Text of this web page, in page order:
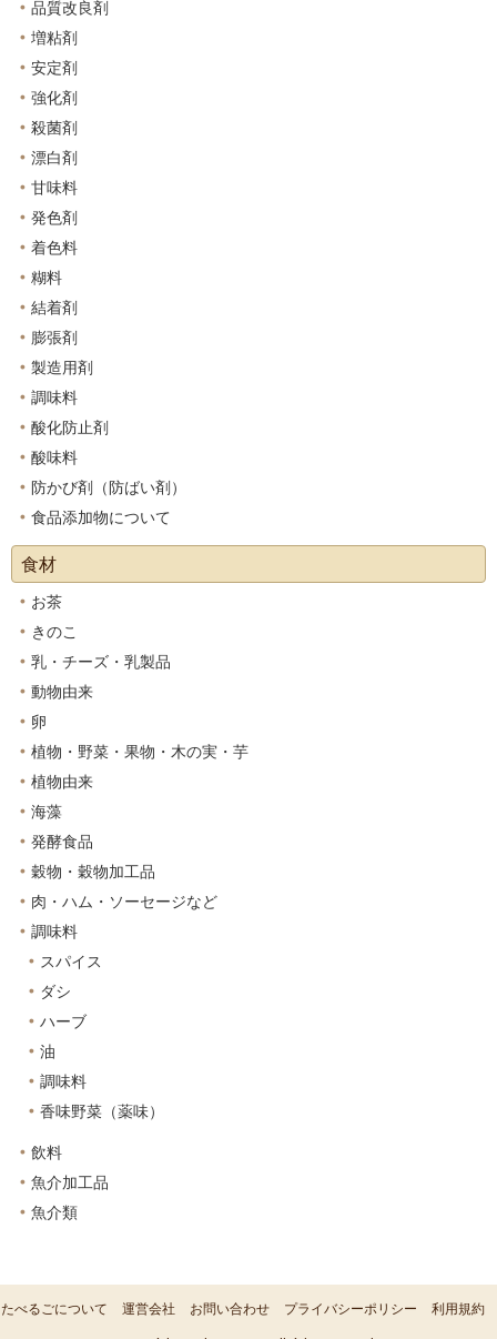
品質改良剤
増粘剤
安定剤
強化剤
殺菌剤
漂白剤
甘味料
発色剤
着色料
糊料
結着剤
膨張剤
製造用剤
調味料
酸化防止剤
酸味料
防かび剤（防ばい剤）
食品添加物について
食材
お茶
きのこ
乳・チーズ・乳製品
動物由来
卵
植物・野菜・果物・木の実・芋
植物由来
海藻
発酵食品
穀物・穀物加工品
肉・ハム・ソーセージなど
調味料
スパイス
ダシ
ハーブ
油
調味料
香味野菜（薬味）
飲料
魚介加工品
魚介類
たべるごについて 運営会社 お問い合わせ プライバシーポリシー 利用規約